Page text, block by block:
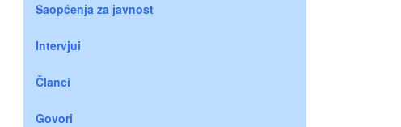
Saopćenja za javnost
Intervjui
Članci
Govori